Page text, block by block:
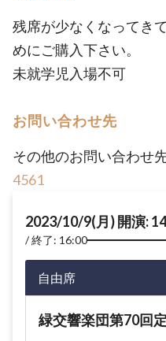
残席が少なくなってき
めにご購入下さい。
未就学児入場不可
お問い合わせ先
その他のお問い合わせ
4561
2023/10/9(月) 開演:
終了: 16:00
自由席
緑交響楽団第70回